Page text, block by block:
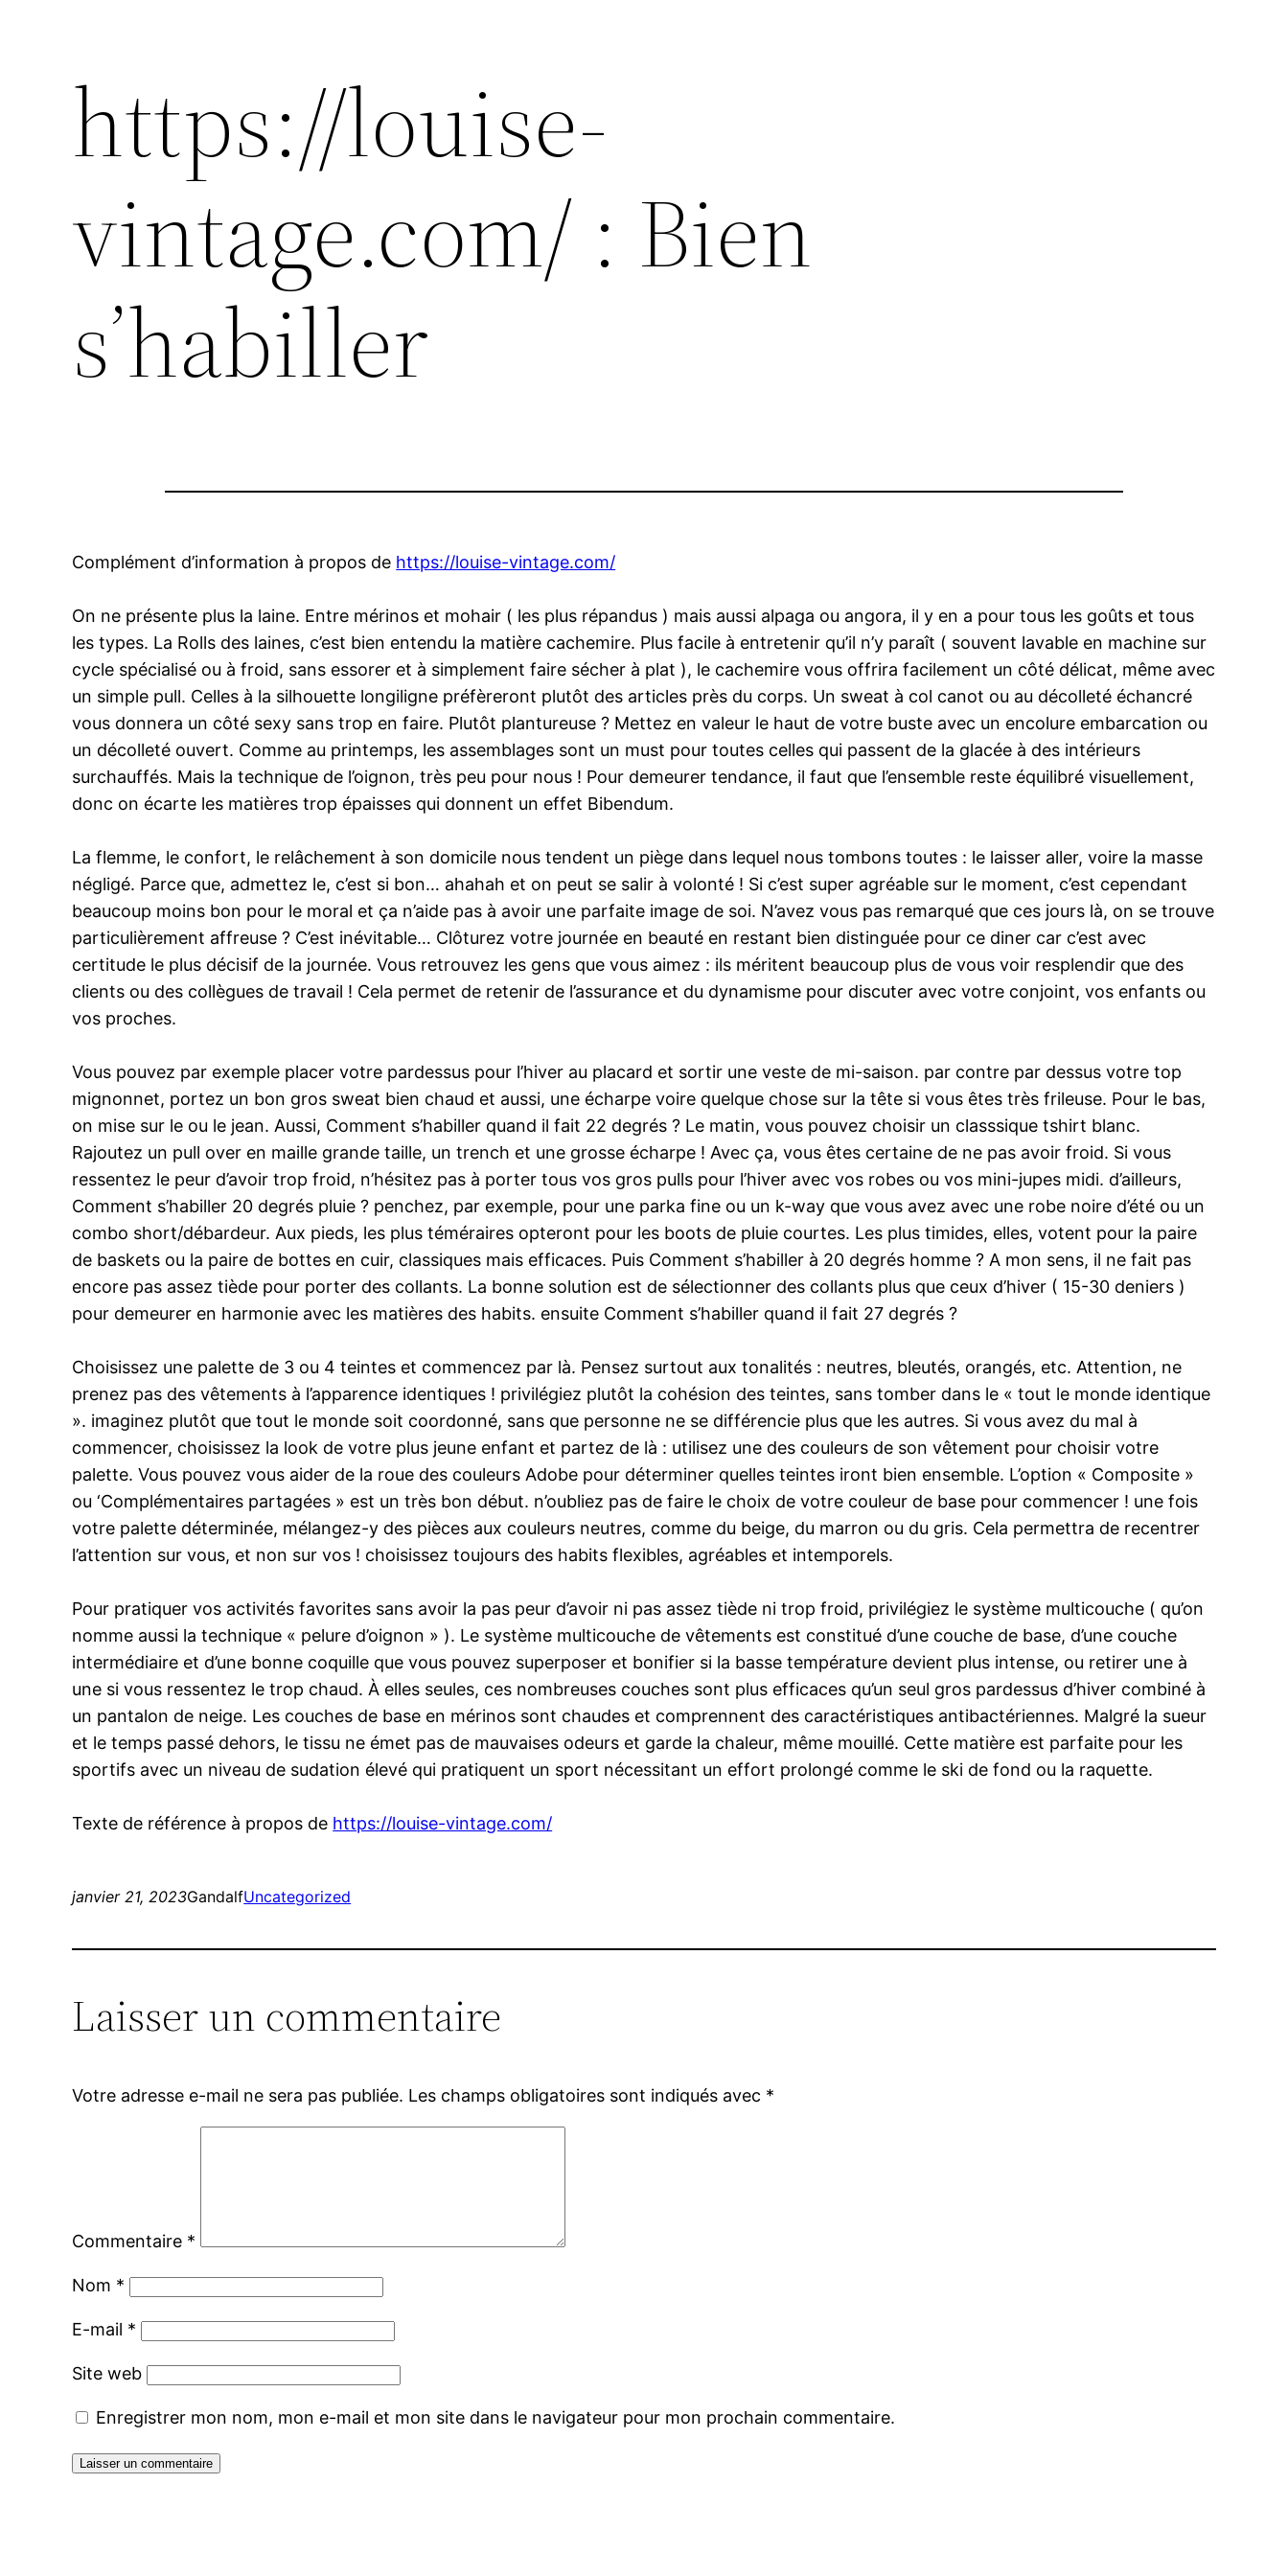
https://louise-
vintage.com/ : Bien
s’habiller
Complément d’information à propos de https://louise-vintage.com/
On ne présente plus la laine. Entre mérinos et mohair ( les plus répandus ) mais aussi alpaga ou angora, il y en a pour tous les goûts et tous
les types. La Rolls des laines, c’est bien entendu la matière cachemire. Plus facile à entretenir qu’il n’y paraît ( souvent lavable en machine sur
cycle spécialisé ou à froid, sans essorer et à simplement faire sécher à plat ), le cachemire vous offrira facilement un côté délicat, même avec
un simple pull. Celles à la silhouette longiligne préfèreront plutôt des articles près du corps. Un sweat à col canot ou au décolleté échancré
vous donnera un côté sexy sans trop en faire. Plutôt plantureuse ? Mettez en valeur le haut de votre buste avec un encolure embarcation ou
un décolleté ouvert. Comme au printemps, les assemblages sont un must pour toutes celles qui passent de la glacée à des intérieurs
surchauffés. Mais la technique de l’oignon, très peu pour nous ! Pour demeurer tendance, il faut que l’ensemble reste équilibré visuellement,
donc on écarte les matières trop épaisses qui donnent un effet Bibendum.
La flemme, le confort, le relâchement à son domicile nous tendent un piège dans lequel nous tombons toutes : le laisser aller, voire la masse
négligé. Parce que, admettez le, c’est si bon… ahahah et on peut se salir à volonté ! Si c’est super agréable sur le moment, c’est cependant
beaucoup moins bon pour le moral et ça n’aide pas à avoir une parfaite image de soi. N’avez vous pas remarqué que ces jours là, on se trouve
particulièrement affreuse ? C’est inévitable… Clôturez votre journée en beauté en restant bien distinguée pour ce diner car c’est avec
certitude le plus décisif de la journée. Vous retrouvez les gens que vous aimez : ils méritent beaucoup plus de vous voir resplendir que des
clients ou des collègues de travail ! Cela permet de retenir de l’assurance et du dynamisme pour discuter avec votre conjoint, vos enfants ou
vos proches.
Vous pouvez par exemple placer votre pardessus pour l’hiver au placard et sortir une veste de mi-saison. par contre par dessus votre top
mignonnet, portez un bon gros sweat bien chaud et aussi, une écharpe voire quelque chose sur la tête si vous êtes très frileuse. Pour le bas,
on mise sur le ou le jean. Aussi, Comment s’habiller quand il fait 22 degrés ? Le matin, vous pouvez choisir un classsique tshirt blanc.
Rajoutez un pull over en maille grande taille, un trench et une grosse écharpe ! Avec ça, vous êtes certaine de ne pas avoir froid. Si vous
ressentez le peur d’avoir trop froid, n’hésitez pas à porter tous vos gros pulls pour l’hiver avec vos robes ou vos mini-jupes midi. d’ailleurs,
Comment s’habiller 20 degrés pluie ? penchez, par exemple, pour une parka fine ou un k-way que vous avez avec une robe noire d’été ou un
combo short/débardeur. Aux pieds, les plus téméraires opteront pour les boots de pluie courtes. Les plus timides, elles, votent pour la paire
de baskets ou la paire de bottes en cuir, classiques mais efficaces. Puis Comment s’habiller à 20 degrés homme ? A mon sens, il ne fait pas
encore pas assez tiède pour porter des collants. La bonne solution est de sélectionner des collants plus que ceux d’hiver ( 15-30 deniers )
pour demeurer en harmonie avec les matières des habits. ensuite Comment s’habiller quand il fait 27 degrés ?
Choisissez une palette de 3 ou 4 teintes et commencez par là. Pensez surtout aux tonalités : neutres, bleutés, orangés, etc. Attention, ne
prenez pas des vêtements à l’apparence identiques ! privilégiez plutôt la cohésion des teintes, sans tomber dans le « tout le monde identique
». imaginez plutôt que tout le monde soit coordonné, sans que personne ne se différencie plus que les autres. Si vous avez du mal à
commencer, choisissez la look de votre plus jeune enfant et partez de là : utilisez une des couleurs de son vêtement pour choisir votre
palette. Vous pouvez vous aider de la roue des couleurs Adobe pour déterminer quelles teintes iront bien ensemble. L’option « Composite »
ou ‘Complémentaires partagées » est un très bon début. n’oubliez pas de faire le choix de votre couleur de base pour commencer ! une fois
votre palette déterminée, mélangez-y des pièces aux couleurs neutres, comme du beige, du marron ou du gris. Cela permettra de recentrer
l’attention sur vous, et non sur vos ! choisissez toujours des habits flexibles, agréables et intemporels.
Pour pratiquer vos activités favorites sans avoir la pas peur d’avoir ni pas assez tiède ni trop froid, privilégiez le système multicouche ( qu’on
nomme aussi la technique « pelure d’oignon » ). Le système multicouche de vêtements est constitué d’une couche de base, d’une couche
intermédiaire et d’une bonne coquille que vous pouvez superposer et bonifier si la basse température devient plus intense, ou retirer une à
une si vous ressentez le trop chaud. À elles seules, ces nombreuses couches sont plus efficaces qu’un seul gros pardessus d’hiver combiné à
un pantalon de neige. Les couches de base en mérinos sont chaudes et comprennent des caractéristiques antibactériennes. Malgré la sueur
et le temps passé dehors, le tissu ne émet pas de mauvaises odeurs et garde la chaleur, même mouillé. Cette matière est parfaite pour les
sportifs avec un niveau de sudation élevé qui pratiquent un sport nécessitant un effort prolongé comme le ski de fond ou la raquette.
Texte de référence à propos de https://louise-vintage.com/
janvier 21, 2023GandalfUncategorized
Laisser un commentaire
Votre adresse e-mail ne sera pas publiée. Les champs obligatoires sont indiqués avec *
Commentaire *
Nom *
E-mail *
Site web
Enregistrer mon nom, mon e-mail et mon site dans le navigateur pour mon prochain commentaire.